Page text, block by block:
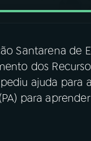
Santarena de
dos
ajuda para
para